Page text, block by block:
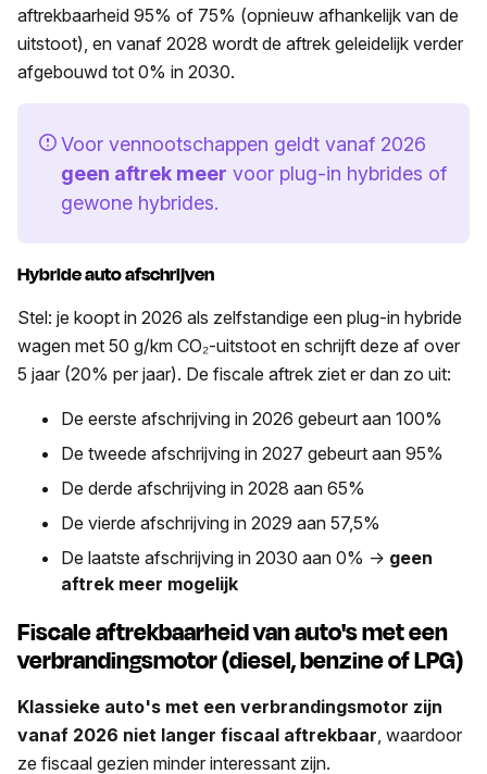
aftrekbaarheid 95% of 75% (opnieuw afhankelijk van de
uitstoot), en vanaf 2028 wordt de aftrek geleidelijk verder
afgebouwd tot 0% in 2030.
Voor vennootschappen geldt vanaf 2026
geen aftrek meer voor plug-in hybrides of
gewone hybrides.
Hybride auto afschrijven
Stel: je koopt in 2026 als zelfstandige een plug-in hybride
wagen met 50 g/km CO₂-uitstoot en schrijft deze af over
5 jaar (20% per jaar). De fiscale aftrek ziet er dan zo uit:
De eerste afschrijving in 2026 gebeurt aan 100%
De tweede afschrijving in 2027 gebeurt aan 95%
De derde afschrijving in 2028 aan 65%
De vierde afschrijving in 2029 aan 57,5%
De laatste afschrijving in 2030 aan 0% -> geen
aftrek meer mogelijk
Fiscale aftrekbaarheid van auto's met een
verbrandingsmotor (diesel, benzine of LPG)
Klassieke auto's met een verbrandingsmotor zijn
vanaf 2026 niet langer fiscaal aftrekbaar , waardoor
ze fiscaal gezien minder interessant zijn.